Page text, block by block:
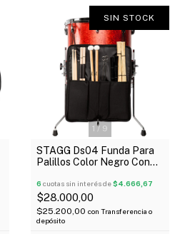
1 / 9
SIN STOCK
STAGG Ds04 Funda Para
Palillos Color Negro Con
6 cuotas sin interés de$4.666,67
$28.000,00
$25.200,00 con Transferencia o
depósito